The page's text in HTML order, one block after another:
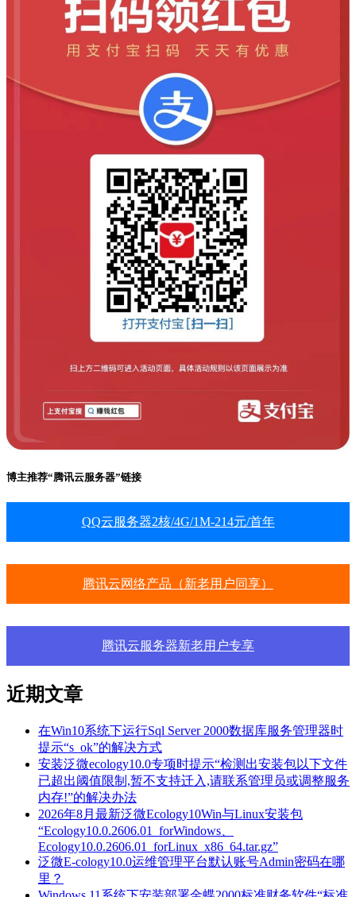
博主推荐“腾讯云服务器”链接
QQ云服务器2核/4G/1M-214元/首年
腾讯云网络产品（新老用户同享）
腾讯云服务器新老用户专享
近期文章
在Win10系统下运行Sql Server 2000数据库服务管理器时
提示“s_ok”的解决方式
安装泛微ecology10.0专项时提示“检测出安装包以下文件
已超出阈值限制,暂不支持迁入,请联系管理员或调整服务
内存!”的解决办法
2026年8月最新泛微Ecology10Win与Linux安装包
“Ecology10.0.2606.01_forWindows、
Ecology10.0.2606.01_forLinux_x86_64.tar.gz”
泛微E-cology10.0运维管理平台默认账号Admin密码在哪
里？